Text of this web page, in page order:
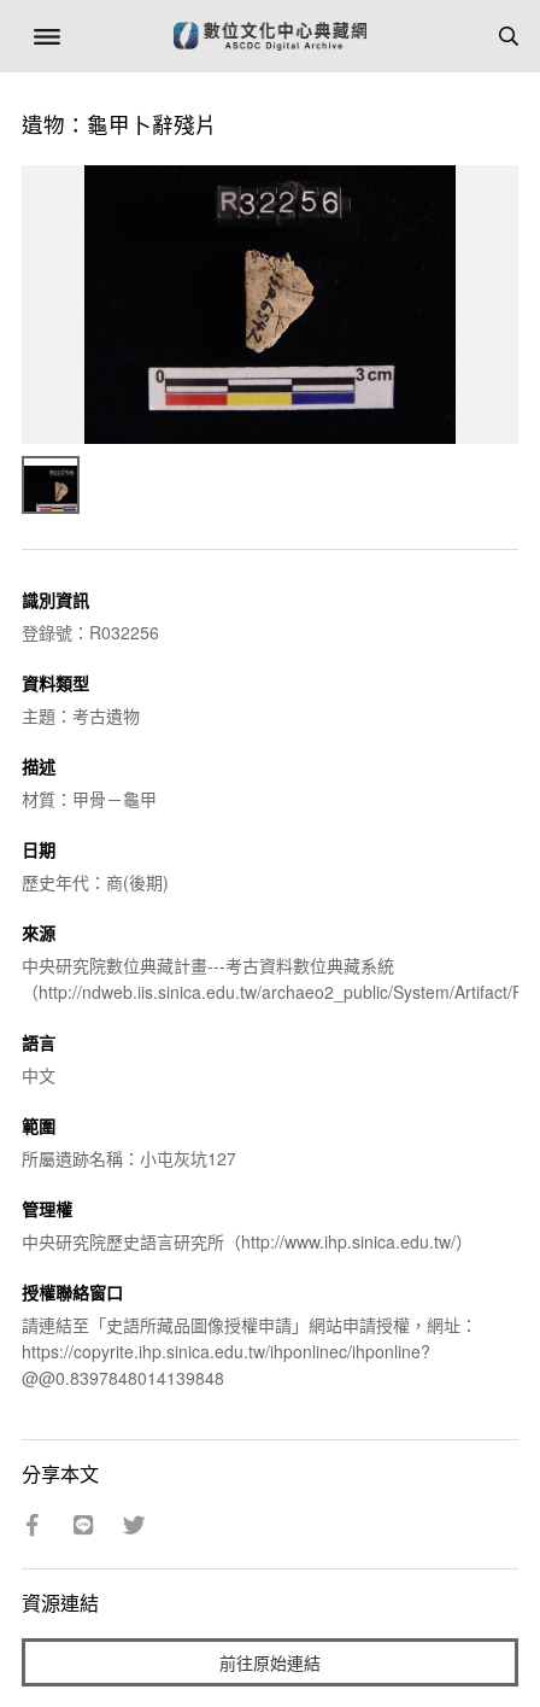
遺物：龜甲卜辭殘片
識別資訊
登錄號：R032256
資料類型
主題：考古遺物
描述
材質：甲骨－龜甲
日期
歷史年代：商(後期)
來源
中央研究院數位典藏計畫---考古資料數位典藏系統
（http://ndweb.iis.sinica.edu.tw/archaeo2_public/System/Artifact/
語言
中文
範圍
所屬遺跡名稱：小屯灰坑127
管理權
中央研究院歷史語言研究所（http://www.ihp.sinica.edu.tw/）
授權聯絡窗口
請連結至「史語所藏品圖像授權申請」網站申請授權，網址：
https://copyrite.ihp.sinica.edu.tw/ihponlinec/ihponline?
@@0.8397848014139848
分享本文
資源連結
前往原始連結